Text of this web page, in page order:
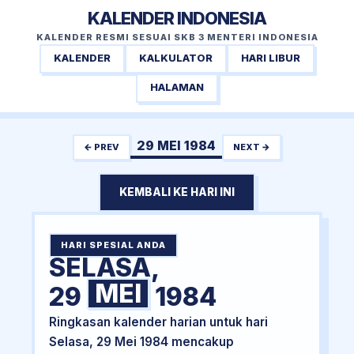
KALENDER INDONESIA
KALENDER RESMI SESUAI SKB 3 MENTERI INDONESIA
KALENDER KALKULATOR HARI LIBUR
HALAMAN
← PREV 29 MEI 1984 NEXT →
KEMBALI KE HARI INI
HARI SPESIAL ANDA
SELASA,
29 MEI 1984
Ringkasan kalender harian untuk hari
Selasa, 29 Mei 1984 mencakup